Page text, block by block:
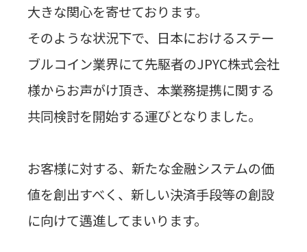
大きな関心を寄せております。
そのような状況下で、日本におけるステー
ブルコイン業界にて先駆者のJPYC株式会社
様からお声がけ頂き、本業務提携に関する
共同検討を開始する運びとなりました。
お客様に対する、新たな金融システムの価
値を創出すべく、新しい決済手段等の創設
に向けて邁進してまいります。